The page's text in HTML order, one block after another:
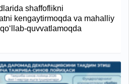
shaffoflikni
kengaytirmoqda va mahalliy
quvvatlamoqda